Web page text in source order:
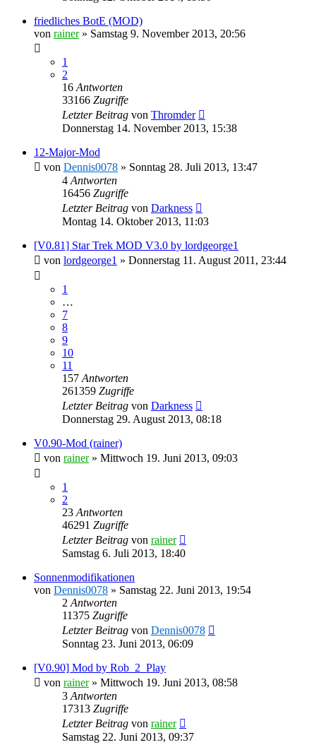
friedliches BotE (MOD)
von rainer» Samstag 9. November 2013, 20:56
1
2
16 Antworten
33166 Zugriffe
Letzter Beitrag von Thromder
Donnerstag 14. November 2013, 15:38
12-Major-Mod
von Dennis0078 » Sonntag 28. Juli 2013, 13:47
4 Antworten
16456 Zugriffe
Letzter Beitrag von Darkness
Montag 14. Oktober 2013, 11:03
[V0.81] Star Trek MOD V3.0 by lordgeorge1
von lordgeorge1 » Donnerstag 11. August 2011, 23:44
1
…
7
8
9
10
11
157 Antworten
261359 Zugriffe
Letzter Beitrag von Darkness
Donnerstag 29. August 2013, 08:18
V0.90-Mod (rainer)
von rainer» Mittwoch 19. Juni 2013, 09:03
1
2
23 Antworten
46291 Zugriffe
Letzter Beitrag von rainer
Samstag 6. Juli 2013, 18:40
Sonnenmodifikationen
von Dennis0078 » Samstag 22. Juni 2013, 19:54
2 Antworten
11375 Zugriffe
Letzter Beitrag von Dennis0078
Sonntag 23. Juni 2013, 06:09
[V0.90] Mod by Rob_2_Play
von rainer» Mittwoch 19. Juni 2013, 08:58
3 Antworten
17313 Zugriffe
Letzter Beitrag von rainer
Samstag 22. Juni 2013, 09:37